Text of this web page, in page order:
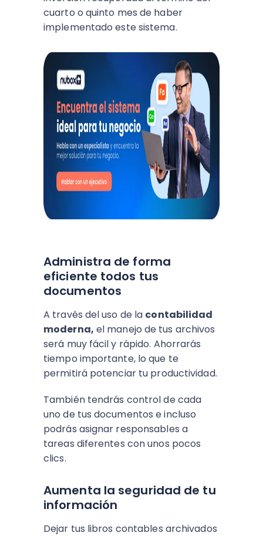
cuarto o quinto mes de haber
implementado este sistema.
Administra de forma
eficiente todos tus
documentos
A través del uso de la contabilidad
moderna, el manejo de tus archivos
será muy fácil y rápido. Ahorrarás
tiempo importante, lo que te
permitirá potenciar tu productividad.
También tendrás control de cada
uno de tus documentos e incluso
podrás asignar responsables a
tareas diferentes con unos pocos
clics.
Aumenta la seguridad de tu
información
Dejar tus libros contables archivados